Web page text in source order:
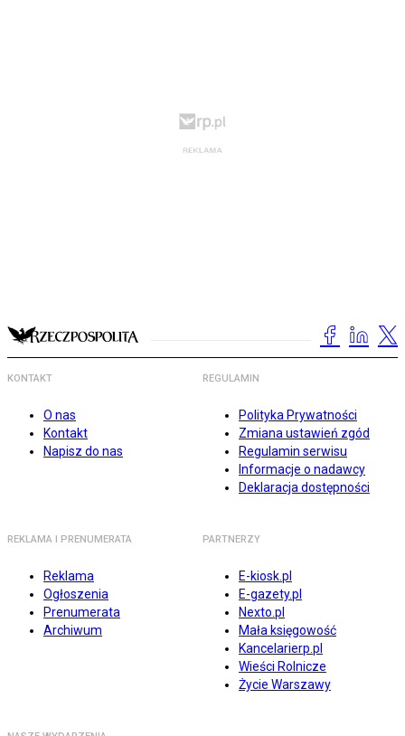
KONTAKT
O nas
Kontakt
Napisz do nas
REGULAMIN
Polityka Prywatności
Zmiana ustawień zgód
Regulamin serwisu
Informacje o nadawcy
Deklaracja dostępności
REKLAMA I PRENUMERATA
Reklama
Ogłoszenia
Prenumerata
Archiwum
PARTNERZY
E-kiosk.pl
E-gazety.pl
Nexto.pl
Mała księgowość
Kancelarierp.pl
Wieści Rolnicze
Życie Warszawy